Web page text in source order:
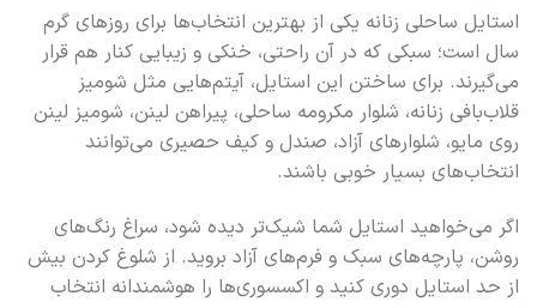
استایل ساحلی زنانه یکی از بهترین انتخاب‌ها برای روزهای گرم
سال است؛ سبکی که در آن راحتی، خنکی و زیبایی کنار هم قرار
می‌گیرند. برای ساختن این استایل، آیتم‌هایی مثل شومیز
قلاب‌بافی زنانه، شلوار مکرومه ساحلی، پیراهن لینن، شومیز لینن
روی مایو، شلوارهای آزاد، صندل و کیف حصیری می‌توانند
انتخاب‌های بسیار خوبی باشند.
اگر می‌خواهید استایل شما شیک‌تر دیده شود، سراغ رنگ‌های
روشن، پارچه‌های سبک و فرم‌های آزاد بروید. از شلوغ کردن بیش
از حد استایل دوری کنید و اکسسوری‌ها را هوشمندانه انتخاب